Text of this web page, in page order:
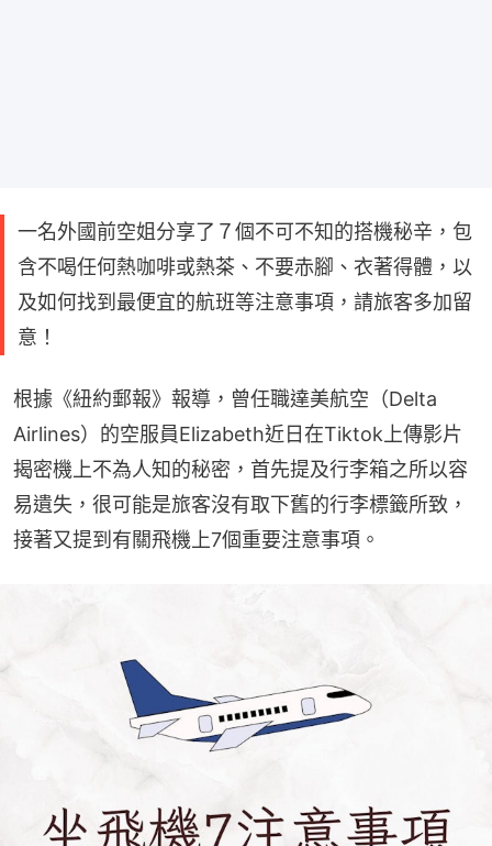
一名外國前空姐分享了７個不可不知的搭機秘辛，包
含不喝任何熱咖啡或熱茶、不要赤腳、衣著得體，以
及如何找到最便宜的航班等注意事項，請旅客多加留
意！
根據《紐約郵報》報導，曾任職達美航空（Delta
Airlines）的空服員Elizabeth近日在Tiktok上傳影片
揭密機上不為人知的秘密，首先提及行李箱之所以容
易遺失，很可能是旅客沒有取下舊的行李標籤所致，
接著又提到有關飛機上7個重要注意事項。